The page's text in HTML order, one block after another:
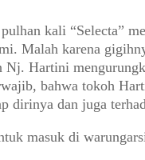
kali “Selecta”
Malah karena
Nj. Hartini
bahwa tokoh
dirinya dan juga
masuk di